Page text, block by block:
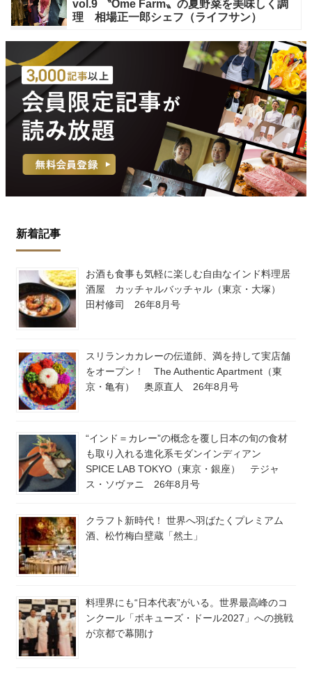
vol.9 〝Ome Farm〟の夏野菜を美味しく調
理 相場正一郎シェフ（ライフサン）
新着記事
お酒も食事も気軽に楽しむ自由なインド料理居
酒屋 カッチャルバッチャル（東京・大塚）
田村修司 26年8月号
スリランカカレーの伝道師、満を持して実店舗
をオープン！ The Authentic Apartment（東
京・亀有） 奥原直人 26年8月号
“インド＝カレー”の概念を覆し日本の旬の食材
も取り入れる進化系モダンインディアン
SPICE LAB TOKYO（東京・銀座） テジャ
ス・ソヴァニ 26年8月号
クラフト新時代！ 世界へ羽ばたくプレミアム
酒、松竹梅白壁蔵「然土」
料理界にも“日本代表”がいる。世界最高峰のコ
ンクール「ボキューズ・ドール2027」への挑戦
が京都で幕開け